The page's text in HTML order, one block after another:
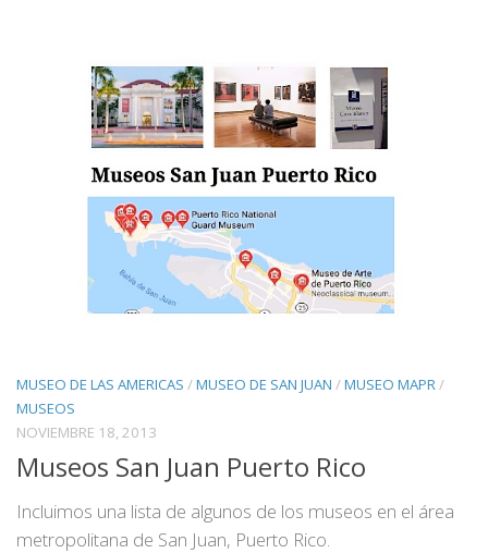
MUSEO DE LAS AMERICAS /MUSEO DE SAN JUAN /MUSEO MAPR/
MUSEOS
NOVIEMBRE 18, 2013
Museos San Juan Puerto Rico
Incluimos una lista de algunos de los museos en el área
metropolitana de San Juan, Puerto Rico.